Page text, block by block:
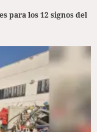
para los 12 signos del